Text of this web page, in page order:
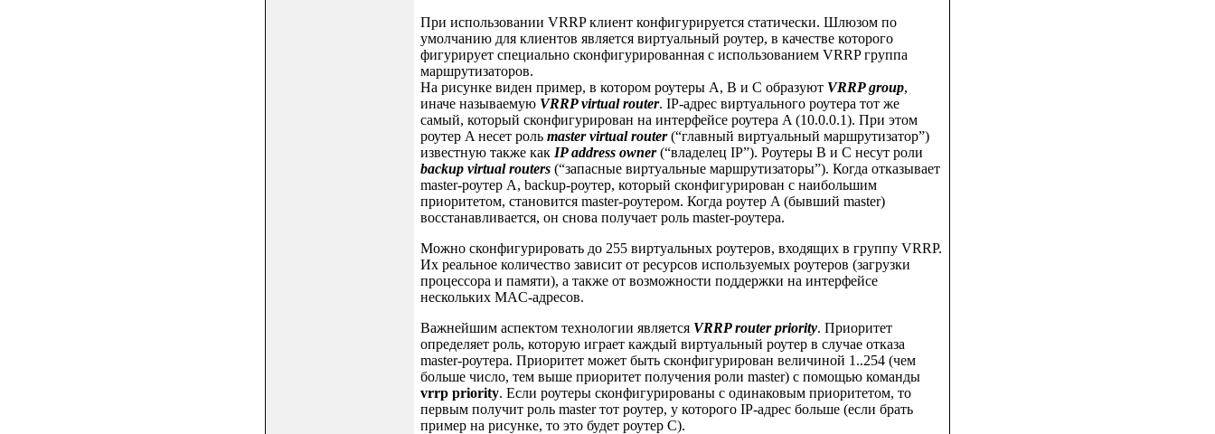
При использовании VRRP клиент конфигурируется статически. Шлюзом по
умолчанию для клиентов является виртуальный роутер, в качестве которого
фигурирует специально сконфигурированная с использованием VRRP группа
маршрутизаторов.
На рисунке виден пример, в котором роутеры A, B и C образуют VRRP group,
иначе называемую VRRP virtual router. IP-адрес виртуального роутера тот же
самый, который сконфигурирован на интерфейсе роутера A (10.0.0.1). При этом
роутер A несет роль master virtual router(“главный виртуальный маршрутизатор”)
известную также как IP address owner(“владелец IP”). Роутеры B и C несут роли
backup virtual routers (“запасные виртуальные маршрутизаторы”). Когда отказывает
master-роутер A, backup-роутер, который сконфигурирован с наибольшим
приоритетом, становится master-роутером. Когда роутер A (бывший master)
восстанавливается, он снова получает роль master-роутера.
Можно сконфигурировать до 255 виртуальных роутеров, входящих в группу VRRP.
Их реальное количество зависит от ресурсов используемых роутеров (загрузки
процессора и памяти), а также от возможности поддержки на интерфейсе
нескольких MAC-адресов.
Важнейшим аспектом технологии является VRRP router priority. Приоритет
определяет роль, которую играет каждый виртуальный роутер в случае отказа
master-роутера. Приоритет может быть сконфигурирован величиной 1..254 (чем
больше число, тем выше приоритет получения роли master) с помощью команды
vrrp priority. Если роутеры сконфигурированы с одинаковым приоритетом, то
первым получит роль master тот роутер, у которого IP-адрес больше (если брать
пример на рисунке, то это будет роутер C).